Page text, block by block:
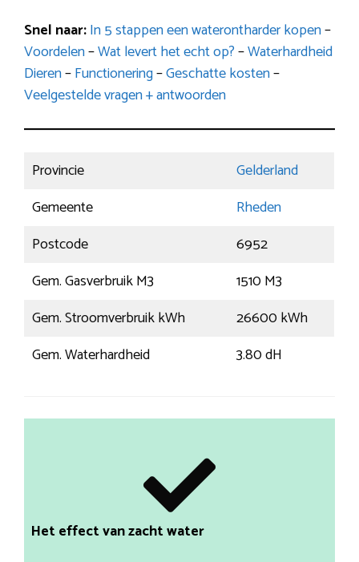
Snel naar:In 5 stappen een waterontharder kopen–
Voordelen–Wat levert het echt op?–Waterhardheid
Dieren–Functionering–Geschatte kosten–
Veelgestelde vragen + antwoorden
Provincie
Gelderland
Gemeente
Rheden
Postcode
6952
Gem. Gasverbruik M3
1510 M3
Gem. Stroomverbruik kWh
26600 kWh
Gem. Waterhardheid
3.80 dH
Het effect van zacht water